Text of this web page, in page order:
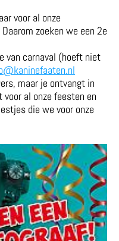
voor al onze
zoeken we een 2e
van carnaval (hoeft niet
maar je ontvangt in
al onze feesten en
die we voor onze